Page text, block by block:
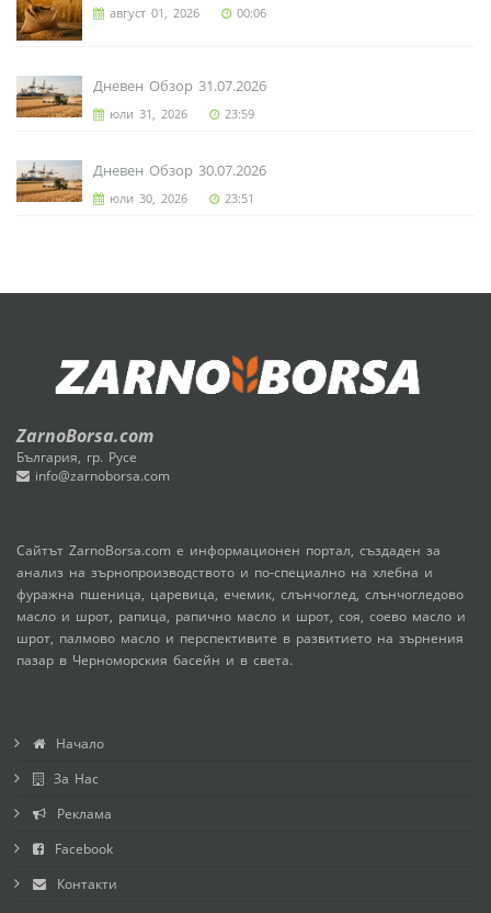
август 01, 2026 00:06
Дневен Обзор 31.07.2026
юли 31, 2026 23:59
Дневен Обзор 30.07.2026
юли 30, 2026 23:51
ZarnoBorsa.com
България, гр. Русе
info@zarnoborsa.com
Сайтът ZarnoBorsa.com е информационен портал, създаден за
анализ на зърнопроизводството и по-специално на хлебна и
фуражна пшеница, царевица, ечемик, слънчоглед, слънчогледово
масло и шрот, рапица, рапично масло и шрот, соя, соево масло и
шрот, палмово масло и перспективите в развитието на зърнения
пазар в Черноморския басейн и в света.
Начало
За Нас
Реклама
Facebook
Контакти